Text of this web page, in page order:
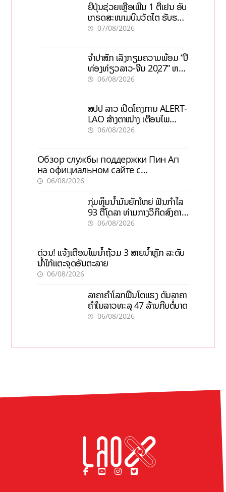
ຍີ່ປຸ່ນຊ່ວຍເຫຼືອເພີ່ມ 1 ຕື້ເຢນ ອັບ
ເກຣດສະໜາມບິນວັດໄຕ ຮັບຮອງ
ການເຕີບໂຕ
07/08/2026
ຈຳປາສັກ ເລັ່ງກຽມຄວາມພ້ອມ “ປີ
ທ່ອງທ່ຽວລາວ-ຈີນ 2027” ຫວັງ
ກະຕຸ້ນເສດຖະກິດທ້ອງຖິ່ນ
06/08/2026
ສປປ ລາວ ເປີດໂຄງການ ALERT-
LAO ສ້າງຕາໜ່າງ ເຕືອນໄພ
ພະຍາດລະບາດທົ່ວປະເທດ
06/08/2026
Обзор службы поддержки Пин Ап
на официальном сайте с
актуальной информацией
06/08/2026
ກຸ່ມທຶນນ້ຳມັນຍັກໃຫຍ່ ຟັນກຳໄລ
93 ຕື້ໂດລາ ທ່າມກາງວິກິດສົງຄາມ
ລາຄານໍ້າມັນແພງ
06/08/2026
ດ່ວນ! ແຈ້ງເຕືອນໄພນໍ້າຖ້ວມ 3 ສາຍນໍ້າຫຼັກ ລະດັບ
ນໍ້າໃກ້ແຕະຈຸດອັນຕະລາຍ
06/08/2026
ລາຄາຄຳໂລກຟື້ນໂຕແຮງ ດັນລາຄາ
ຄຳໃນລາວທະລຸ 47 ລ້ານກີບຕໍ່ບາດ
06/08/2026